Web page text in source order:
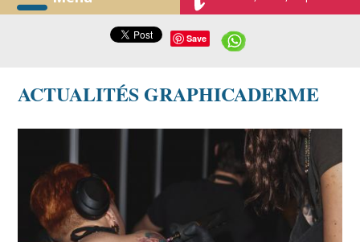
Save
ACTUALITÉS GRAPHICADERME